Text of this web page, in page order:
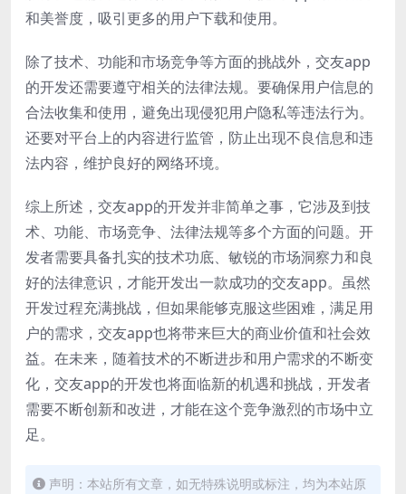
和美誉度，吸引更多的用户下载和使用。
除了技术、功能和市场竞争等方面的挑战外，交友app
的开发还需要遵守相关的法律法规。要确保用户信息的
合法收集和使用，避免出现侵犯用户隐私等违法行为。
还要对平台上的内容进行监管，防止出现不良信息和违
法内容，维护良好的网络环境。
综上所述，交友app的开发并非简单之事，它涉及到技
术、功能、市场竞争、法律法规等多个方面的问题。开
发者需要具备扎实的技术功底、敏锐的市场洞察力和良
好的法律意识，才能开发出一款成功的交友app。虽然
开发过程充满挑战，但如果能够克服这些困难，满足用
户的需求，交友app也将带来巨大的商业价值和社会效
益。在未来，随着技术的不断进步和用户需求的不断变
化，交友app的开发也将面临新的机遇和挑战，开发者
需要不断创新和改进，才能在这个竞争激烈的市场中立
足。
声明：本站所有文章，如无特殊说明或标注，均为本站原